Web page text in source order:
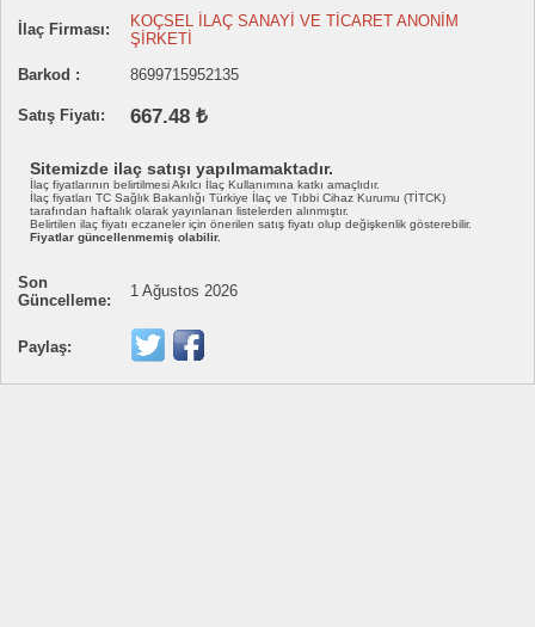
İlaç Firması:
KOÇSEL İLAÇ SANAYİ VE TİCARET ANONİM
ŞİRKETİ
Barkod :
8699715952135
Satış Fiyatı: 667.48 ₺
Sitemizde ilaç satışı yapılmamaktadır.
İlaç fiyatlarının belirtilmesi Akılcı İlaç Kullanımına katkı amaçlıdır.
İlaç fiyatları TC Sağlık Bakanlığı Türkiye İlaç ve Tıbbi Cihaz Kurumu (TİTCK)
tarafından haftalık olarak yayınlanan listelerden alınmıştır.
Belirtilen ilaç fiyatı eczaneler için önerilen satış fiyatı olup değişkenlik gösterebilir.
Fiyatlar güncellenmemiş olabilir.
Son
Güncelleme:
1 Ağustos 2026
Paylaş: